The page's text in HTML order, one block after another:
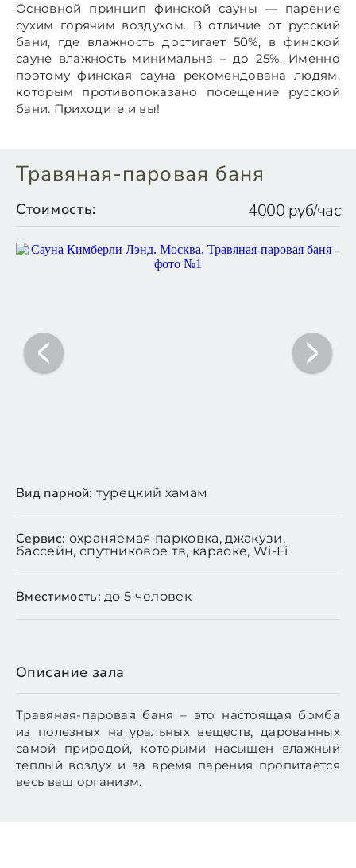
Основной принцип финской сауны — парение
сухим горячим воздухом. В отличие от русский
бани, где влажность достигает 50%, в финской
сауне влажность минимальна – до 25%. Именно
поэтому финская сауна рекомендована людям,
которым противопоказано посещение русской
бани. Приходите и вы!
Травяная-паровая баня
Стоимость: 4000 руб/час
Вид парной: турецкий хамам
Сервис: охраняемая парковка, джакузи,
бассейн, спутниковое тв, караоке, Wi-Fi
Вместимость: до 5 человек
Описание зала
Травяная-паровая баня – это настоящая бомба
из полезных натуральных веществ, дарованных
самой природой, которыми насыщен влажный
теплый воздух и за время парения пропитается
весь ваш организм.